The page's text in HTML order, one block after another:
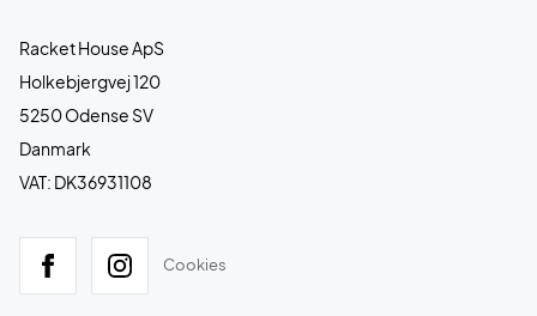
Racket House ApS
Holkebjergvej 120
5250 Odense SV
Danmark
VAT: DK36931108
Cookies